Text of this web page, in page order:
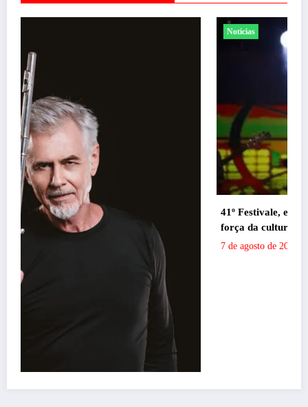
41º Festivale, em Botumirim, foi um sucesso e reafirma a
força da cultura popular do Vale do Jequitinhonha
Daniel Stone